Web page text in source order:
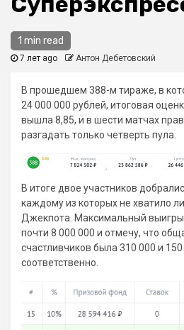
1 min read
7 лет ago Антон Дебетовский
В прошедшем 388-м тираже, в
24 000 000 рублей, итоговая
вышла 8,85, и в шести матчах
разгадать только четверть пула.
В итоге двое участников
каждому из которых не хватило
Джекпота. Максимальный
почти 8 000 000 и отмечу, что
счастливчиков была 310 000 и
соответственно.